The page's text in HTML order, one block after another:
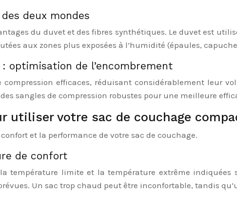
deux mondes
du duvet et des fibres synthétiques. Le duvet est
aux zones plus exposées à l’humidité (épaules,
optimisation de l’encombrement
compression efficaces, réduisant considérablement leur
sangles de compression robustes pour une meilleure
utiliser votre sac de couchage
et la performance de votre sac de couchage.
de confort
température limite et la température extrême indiquées
Un sac trop chaud peut être inconfortable, tandis